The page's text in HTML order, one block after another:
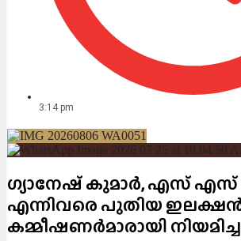
3:14 pm
ഗ്യാനേഷ് കുമാർ, എസ്
എന്നിവരെ പുതിയ
കമ്മീഷണർമാരായി